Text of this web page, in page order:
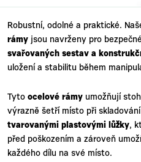
Robustní, odolné a praktické.
rámy jsou navrženy pro
svařovaných sestav a
uložení a stabilitu během
Tyto ocelové rámy umožňují
výrazně šetří místo při
tvarovanými plastovými lůžky,
před poškozením a zároveň
každého dílu na své místo.